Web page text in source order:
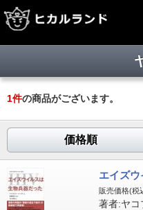
1件の商品がございます。
価格順
エイズ
販売価格(税
著者:ヤコ